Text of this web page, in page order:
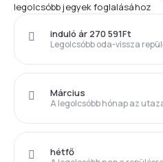
legolcsóbb jegyek foglalásához
Legolcsóbb oda-vissza
induló ár 270 591Ft
A legolcsóbb hónap az
Március
hétfő